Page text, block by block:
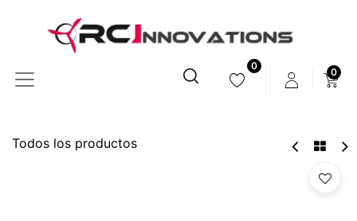
0
0
Todos los productos